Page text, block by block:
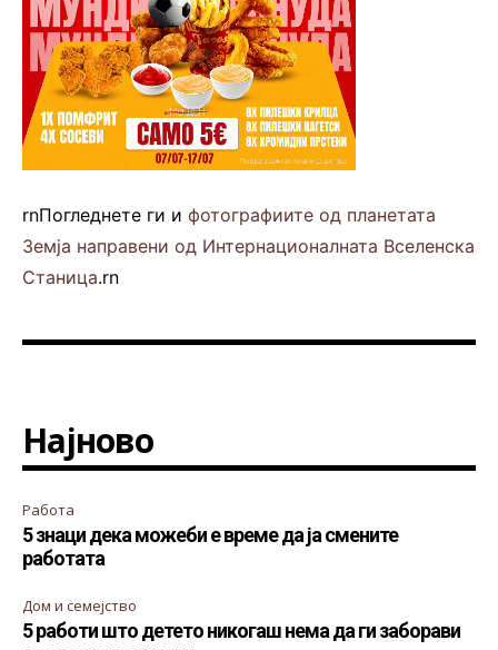
rnПогледнете ги и фотографиите од планетата
Земја направени од Интернационалната Вселенска
Станица.rn
Најново
Работа
5 знаци дека можеби е време да ја смените
работата
Дом и семејство
5 работи што детето никогаш нема да ги заборави